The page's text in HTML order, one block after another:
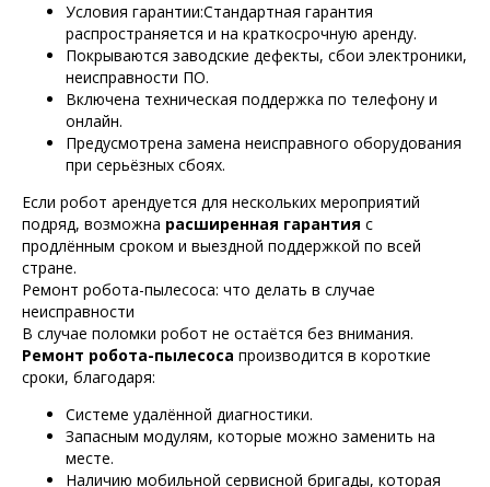
Условия гарантии:Стандартная гарантия
распространяется и на краткосрочную аренду.
Покрываются заводские дефекты, сбои электроники,
неисправности ПО.
Включена техническая поддержка по телефону и
онлайн.
Предусмотрена замена неисправного оборудования
при серьёзных сбоях.
Если робот арендуется для нескольких мероприятий
подряд, возможна расширенная гарантия с
продлённым сроком и выездной поддержкой по всей
стране.
Ремонт робота-пылесоса: что делать в случае
неисправности
В случае поломки робот не остаётся без внимания.
Ремонт робота-пылесоса производится в короткие
сроки, благодаря:
Системе удалённой диагностики.
Запасным модулям, которые можно заменить на
месте.
Наличию мобильной сервисной бригады, которая